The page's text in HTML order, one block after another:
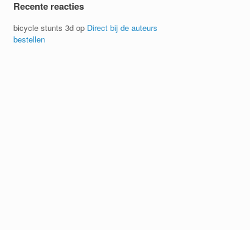
Recente reacties
bicycle stunts 3d op Direct bij de auteurs
bestellen